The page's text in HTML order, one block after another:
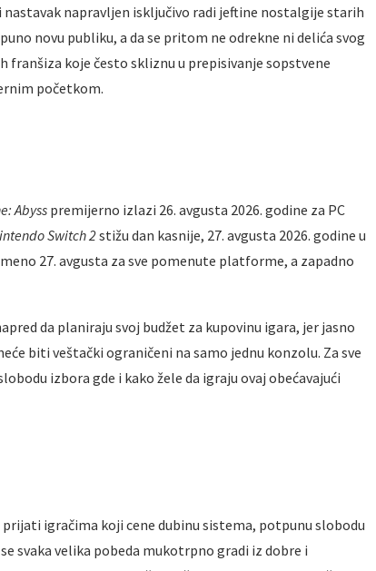
napravljen isključivo radi jeftine nostalgije starih
novu publiku, a da se pritom ne odrekne ni delića svog
franšiza koje često skliznu u prepisivanje sopstvene
početkom.
Abyss premijerno izlazi 26. avgusta 2026. godine za PC
Switch 2stižu dan kasnije, 27. avgusta 2026. godine u
27. avgusta za sve pomenute platforme, a zapadno
da planiraju svoj budžet za kupovinu igara, jer jasno
biti veštački ograničeni na samo jednu konzolu. Za sve
izbora gde i kako žele da igraju ovaj obećavajući
igračima koji cene dubinu sistema, potpunu slobodu
svaka velika pobeda mukotrpno gradi iz dobre i